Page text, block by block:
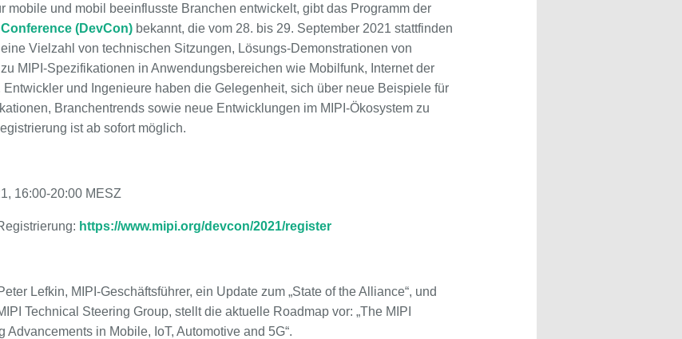
mobile und mobil beeinflusste Branchen entwickelt, gibt das Programm der
(DevCon) bekannt, die vom 28. bis 29. September 2021 stattfinden
Vielzahl von technischen Sitzungen, Lösungs-Demonstrationen von
MIPI-Spezifikationen in Anwendungsbereichen wie Mobilfunk, Internet der
Entwickler und Ingenieure haben die Gelegenheit, sich über neue Beispiele für
Branchentrends sowie neue Entwicklungen im MIPI-Ökosystem zu
ist ab sofort möglich.
16:00-20:00 MESZ
https://www.mipi.org/devcon/2021/register
Lefkin, MIPI-Geschäftsführer, ein Update zum „State of the Alliance“, und
Technical Steering Group, stellt die aktuelle Roadmap vor: „The MIPI
in Mobile, IoT, Automotive and 5G“.